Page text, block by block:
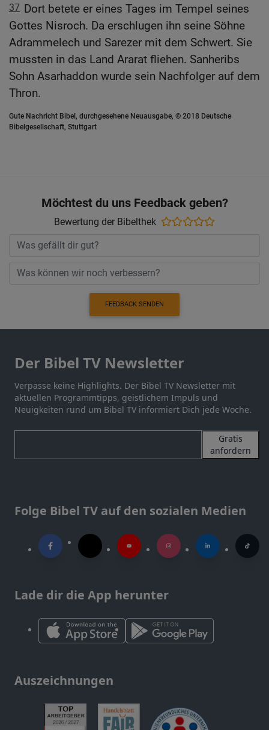
37 Dort betete er eines Tages im Tempel seines
Gottes Nisroch. Da erschlugen ihn seine Söhne
Adrammelech und Sarezer mit dem Schwert. Sie
mussten in das Land Ararat fliehen. Sanheribs
Sohn Asarhaddon wurde sein Nachfolger auf dem
Thron.
Gute Nachricht Bibel, durchgesehene Neuausgabe, © 2018 Deutsche
Bibelgesellschaft, Stuttgart
Möchtest du uns Feedback geben?
Bewertung der Bibelthek
FEEDBACK SENDEN
Der Bibel TV Newsletter
Verpasse keine Highlights. Der Bibel TV Newsletter mit
aktuellen Programmtipps, geistlichem Impuls und
Neuigkeiten rund um Bibel TV informiert Dich jede Woche.
Gratis
anfordern
Folge Bibel TV auf den sozialen Medien
Lade dir die App herunter
Auszeichnungen